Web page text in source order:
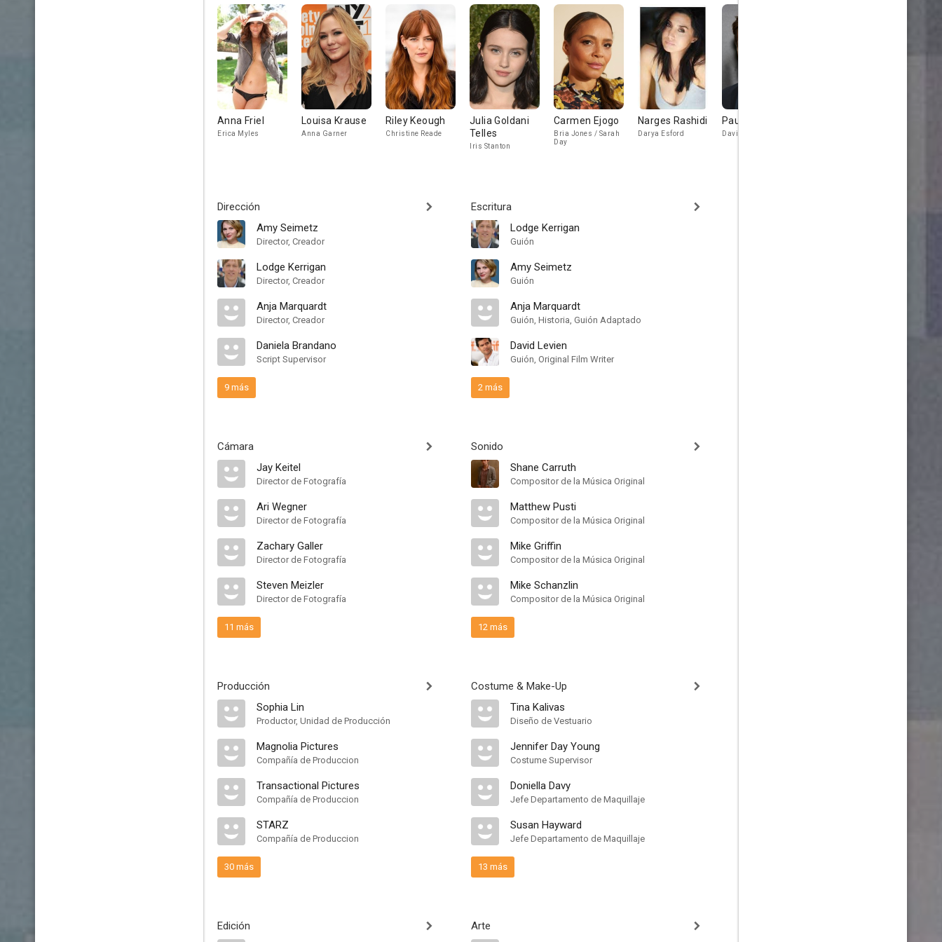
Anna Friel
Erica Myles
Louisa Krause
Anna Garner
Riley Keough
Christine Reade
Julia Goldani
Telles
Iris Stanton
Carmen Ejogo
Bria Jones / Sarah
Day
Narges Rashidi
Darya Esford
Paul Sparks
David Tellis
Dirección
Amy Seimetz
Director, Creador
Lodge Kerrigan
Director, Creador
Anja Marquardt
Director, Creador
Daniela Brandano
Script Supervisor
9 más
Cámara
Jay Keitel
Director de Fotografía
Ari Wegner
Director de Fotografía
Zachary Galler
Director de Fotografía
Steven Meizler
Director de Fotografía
11 más
Producción
Sophia Lin
Productor, Unidad de Producción
Magnolia Pictures
Compañía de Produccion
Transactional Pictures
Compañía de Produccion
STARZ
Compañía de Produccion
30 más
Edición
Escritura
Lodge Kerrigan
Guión
Amy Seimetz
Guión
Anja Marquardt
Guión, Historia, Guión Adaptado
David Levien
Guión, Original Film Writer
2 más
Sonido
Shane Carruth
Compositor de la Música Original
Matthew Pusti
Compositor de la Música Original
Mike Griffin
Compositor de la Música Original
Mike Schanzlin
Compositor de la Música Original
12 más
Costume & Make-Up
Tina Kalivas
Diseño de Vestuario
Jennifer Day Young
Costume Supervisor
Doniella Davy
Jefe Departamento de Maquillaje
Susan Hayward
Jefe Departamento de Maquillaje
13 más
Arte